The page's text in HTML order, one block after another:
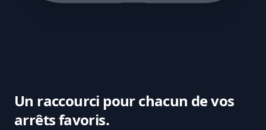
Un raccourci pour chacun de vos
arrêts favoris.